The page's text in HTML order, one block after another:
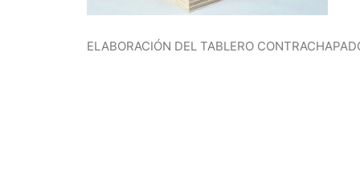
ELABORACIÓN DEL TABLERO